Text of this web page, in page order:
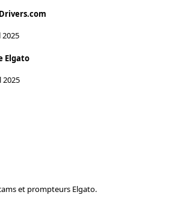
Elgato
2025
et prompteurs Elgato.